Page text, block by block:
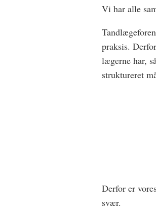
Vi har alle
praksis.
lægerne har,
struktureret
Derfor er
svær.